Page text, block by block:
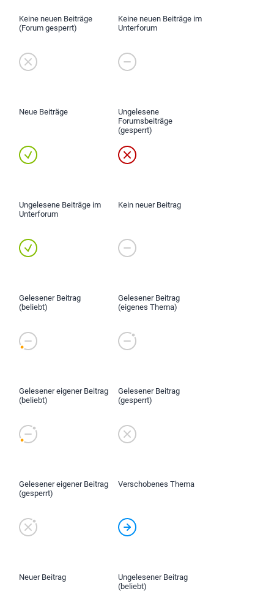
Keine neuen Beiträge
(Forum gesperrt)
Keine neuen Beiträge im
Unterforum
Neue Beiträge
Ungelesene
Forumsbeiträge
(gesperrt)
Ungelesene Beiträge im
Unterforum
Kein neuer Beitrag
Gelesener Beitrag
(beliebt)
Gelesener Beitrag
(eigenes Thema)
Gelesener eigener Beitrag
(beliebt)
Gelesener Beitrag
(gesperrt)
Gelesener eigener Beitrag
(gesperrt)
Verschobenes Thema
Neuer Beitrag
Ungelesener Beitrag
(beliebt)